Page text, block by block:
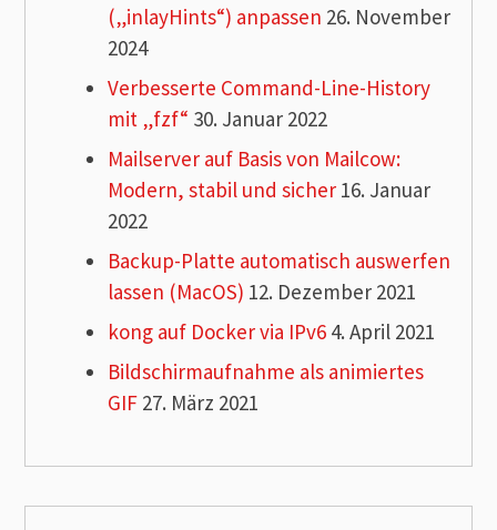
(„inlayHints“) anpassen 26. November
2024
Verbesserte Command-Line-History
mit „fzf“ 30. Januar 2022
Mailserver auf Basis von Mailcow:
Modern, stabil und sicher 16. Januar
2022
Backup-Platte automatisch auswerfen
lassen (MacOS) 12. Dezember 2021
kong auf Docker via IPv6 4. April 2021
Bildschirmaufnahme als animiertes
GIF 27. März 2021